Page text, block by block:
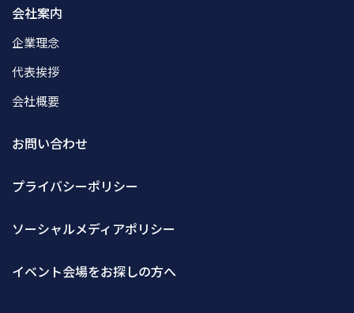
会社案内
企業理念
代表挨拶
会社概要
お問い合わせ
プライバシーポリシー
ソーシャルメディアポリシー
イベント会場をお探しの方へ